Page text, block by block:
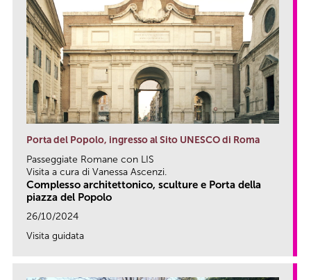
Porta del Popolo, ingresso al Sito UNESCO di Roma
Passeggiate Romane con LIS
Visita a cura di Vanessa Ascenzi.
Complesso architettonico, sculture e Porta della
piazza del Popolo
26/10/2024
Visita guidata